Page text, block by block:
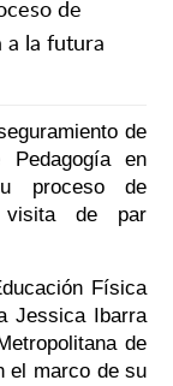
de
a la futura
de
en
proceso de
de par
Física
Jessica Ibarra
de
el marco de su